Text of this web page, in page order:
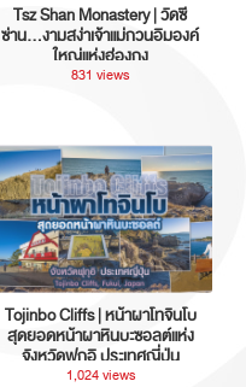
Tsz Shan Monastery | วัดซี
ซ่าน…งามสง่าเจ้าแม่กวนอิมองค์
ใหญ่แห่งฮ่องกง
831 views
Tojinbo Cliffs | หน้าผาโทจินโบ
สุดยอดหน้าผาหินบะซอลต์แห่ง
จังหวัดฟุกุอิ ประเทศญี่ปุ่น
1,024 views